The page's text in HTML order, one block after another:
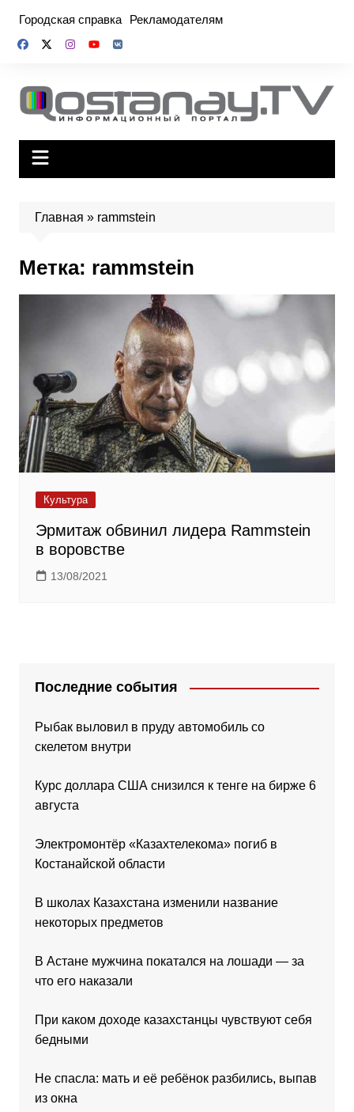
содержимому
Городская справка Рекламодателям
Главная » rammstein
Метка: rammstein
Культура
Эрмитаж обвинил лидера Rammstein
в воровстве
13/08/2021
Последние события
Рыбак выловил в пруду автомобиль со
скелетом внутри
Курс доллара США снизился к тенге на бирже 6
августа
Электромонтёр «Казахтелекома» погиб в
Костанайской области
В школах Казахстана изменили название
некоторых предметов
В Астане мужчина покатался на лошади — за
что его наказали
При каком доходе казахстанцы чувствуют себя
бедными
Не спасла: мать и её ребёнок разбились, выпав
из окна